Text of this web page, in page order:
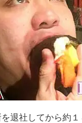
退社してから約１